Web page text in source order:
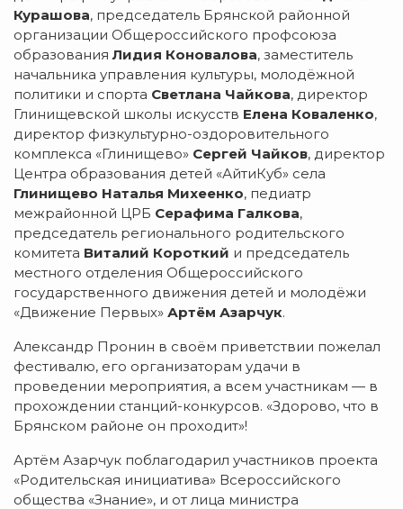
Курашова, председатель Брянской районной
организации Общероссийского профсоюза
образованияЛидия Коновалова, заместитель
начальника управления культуры, молодёжной
политики и спорта Светлана Чайкова, директор
Глинищевской школы искусств Елена Коваленко,
директор физкультурно-оздоровительного
комплекса «Глинищево» Сергей Чайков, директор
Центра образования детей «АйтиКуб» села
Глинищево Наталья Михеенко, педиатр
межрайонной ЦРБ Серафима Галкова,
председатель регионального родительского
комитета Виталий Короткий и председатель
местного отделения Общероссийского
государственного движения детей и молодёжи
«Движение Первых» Артём Азарчук.
Александр Пронин в своём приветствии пожелал
фестивалю, его организаторам удачи в
проведении мероприятия, а всем участникам — в
прохождении станций-конкурсов. «Здорово, что в
Брянском районе он проходит»!
Артём Азарчук поблагодарил участников проекта
«Родительская инициатива» Всероссийского
общества «Знание», и от лица министра